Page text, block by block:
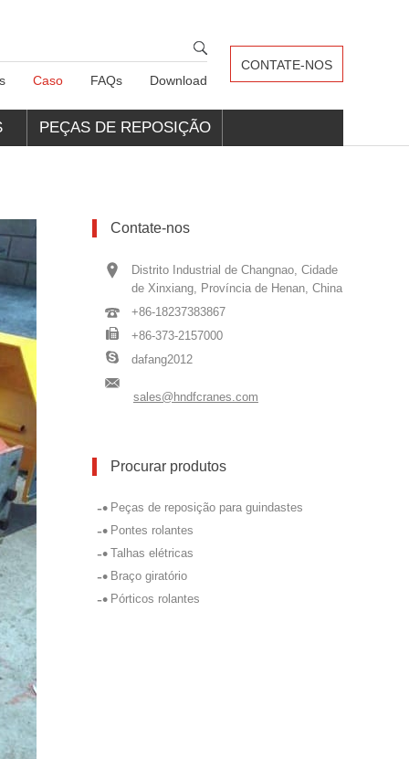
CONTATE-NOS
Caso FAQs Download
PEÇAS DE REPOSIÇÃO
Contate-nos
Distrito Industrial de Changnao, Cidade
de Xinxiang, Província de Henan, China
+86-18237383867
+86-373-2157000
dafang2012
sales@hndfcranes.com
Procurar produtos
-• Peças de reposição para guindastes
-• Pontes rolantes
-• Talhas elétricas
-• Braço giratório
-• Pórticos rolantes